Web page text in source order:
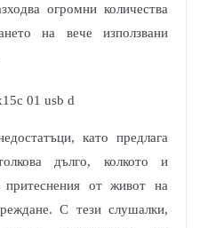
огромни количества
на вече използвани
като предлага
дълго, колкото и
от живот на
С тези слушалки,